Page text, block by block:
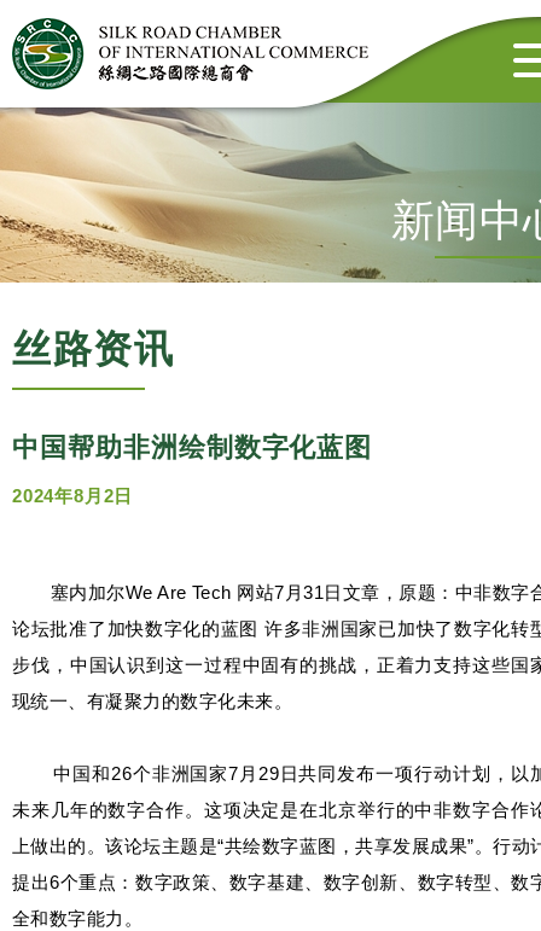
新闻中
丝路资讯
中国帮助非洲绘制数字化蓝图
2024年8月2日
塞内加尔We Are Tech 网站7月31日文章，原题：中非数字
论坛批准了加快数字化的蓝图 许多非洲国家已加快了数字化转
步伐，中国认识到这一过程中固有的挑战，正着力支持这些国
现统一、有凝聚力的数字化未来。
中国和26个非洲国家7月29日共同发布一项行动计划，以
未来几年的数字合作。这项决定是在北京举行的中非数字合作
上做出的。该论坛主题是“共绘数字蓝图，共享发展成果”。行动
提出6个重点：数字政策、数字基建、数字创新、数字转型、数
全和数字能力。